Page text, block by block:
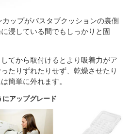
ップがバスタブクッションの裏側
浸している間でもしっかりと固
てから取付けるとより吸着力がア
たりずれたりせず、乾燥させたり
簡単に外れます。
アップグレード